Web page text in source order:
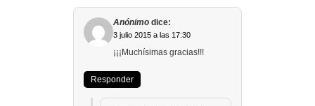
Anónimo dice:
3 julio 2015 a las 17:30
¡¡¡Muchísimas gracias!!!
Responder